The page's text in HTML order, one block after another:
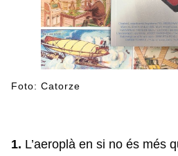
Foto: Catorze
1. L’aeroplà en si no és més